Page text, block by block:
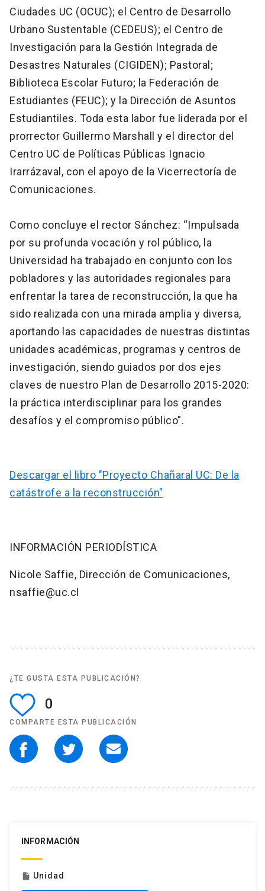
Ciudades UC (OCUC); el Centro de Desarrollo
Urbano Sustentable (CEDEUS); el Centro de
Investigación para la Gestión Integrada de
Desastres Naturales (CIGIDEN); Pastoral;
Biblioteca Escolar Futuro; la Federación de
Estudiantes (FEUC); y la Dirección de Asuntos
Estudiantiles. Toda esta labor fue liderada por el
prorrector Guillermo Marshall y el director del
Centro UC de Políticas Públicas Ignacio
Irarrázaval, con el apoyo de la Vicerrectoría de
Comunicaciones.
Como concluye el rector Sánchez: “Impulsada
por su profunda vocación y rol público, la
Universidad ha trabajado en conjunto con los
pobladores y las autoridades regionales para
enfrentar la tarea de reconstrucción, la que ha
sido realizada con una mirada amplia y diversa,
aportando las capacidades de nuestras distintas
unidades académicas, programas y centros de
investigación, siendo guiados por dos ejes
claves de nuestro Plan de Desarrollo 2015-2020:
la práctica interdisciplinar para los grandes
desafíos y el compromiso público”.
Descargar el libro "Proyecto Chañaral UC: De la
catástrofe a la reconstrucción"
INFORMACIÓN PERIODÍSTICA
Nicole Saffie, Dirección de Comunicaciones,
nsaffie@uc.cl
¿TE GUSTA ESTA PUBLICACIÓN?
0
COMPARTE ESTA PUBLICACIÓN
INFORMACIÓN
insert_drive_file Unidad